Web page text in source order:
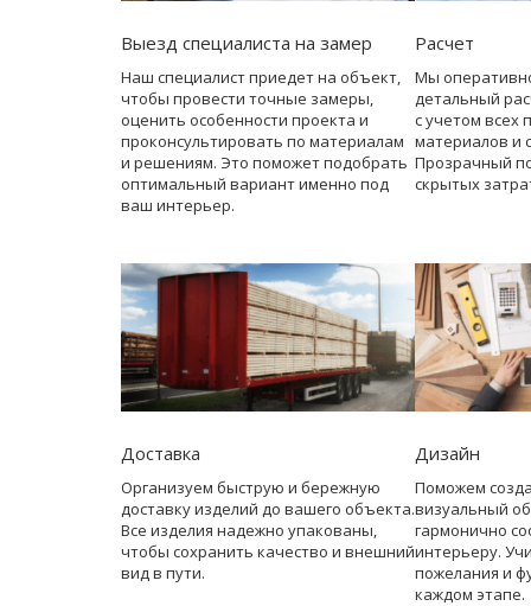
Выезд специалиста на замер
Наш специалист приедет на объект,
чтобы провести точные замеры,
оценить особенности проекта и
проконсультировать по материалам
и решениям. Это поможет подобрать
оптимальный вариант именно под
ваш интерьер.
Расчет
Мы
детальный
с учетом всех
материалов и
Прозрачный
скрытых
Доставка
Организуем быструю и бережную
доставку изделий до вашего объекта.
Все изделия надежно упакованы,
чтобы сохранить качество и внешний
вид в пути.
Дизайн
Поможем
визуальный
гармонично
интерьеру.
пожелания и
каждом этапе.